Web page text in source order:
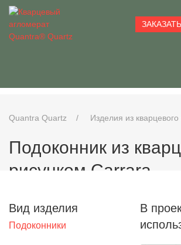
Quantra Quartz Изделия из
Подоконник из
рисунком Carrara
Вид изделия
Подоконники
В